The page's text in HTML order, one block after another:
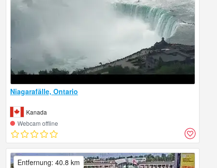
Niagarafälle, Ontario
Kanada
Webcam offline
Entfernung: 40.8 km